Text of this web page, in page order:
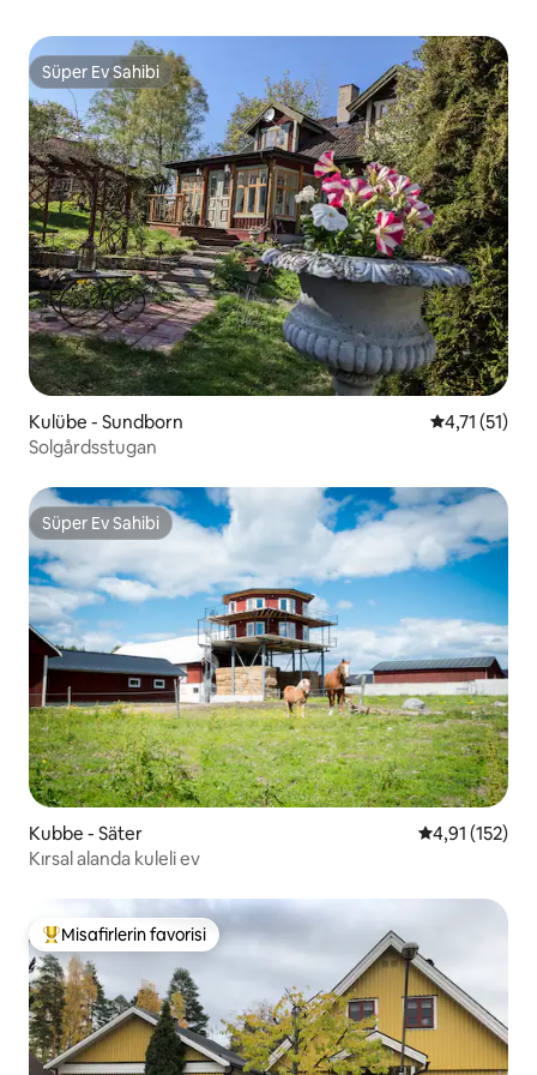
Süper Ev Sahibi
Süper Ev Sahibi
Kulübe - Sundborn 5 üzerinden
4,71 (51)
Solgårdsstugan
Süper Ev Sahibi
Süper Ev Sahibi
Kubbe - Säter 5 üzerinden
4,91 (152)
Kırsal alanda kuleli ev
Misafirlerin favorilerinden en beğenilenler arasında
Misafirlerin favorisi